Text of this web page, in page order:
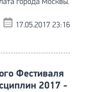
города Москвы.
17.05.2017 23:16
Фестиваля
2017 -